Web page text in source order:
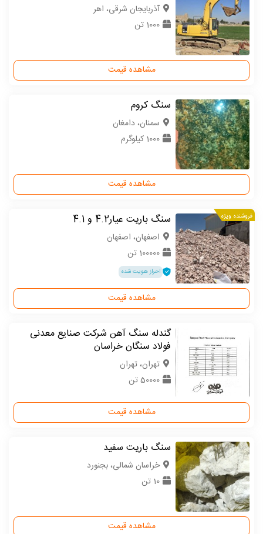
آذربایجان شرقی، اهر
1000 تن
مشاهده قیمت
سنگ کروم
سمنان، دامغان
1000 کیلوگرم
مشاهده قیمت
فروشنده ویژه سنگ باریت عیار4.2 و 4.1
اصفهان، اصفهان
100000 تن
احراز هویت شده
مشاهده قیمت
گندله سنگ آهن شرکت صنایع معدنی
فولاد سنگان خراسان
تهران، تهران
50000 تن
مشاهده قیمت
سنگ باریت سفید
خراسان شمالی، بجنورد
10 تن
مشاهده قیمت